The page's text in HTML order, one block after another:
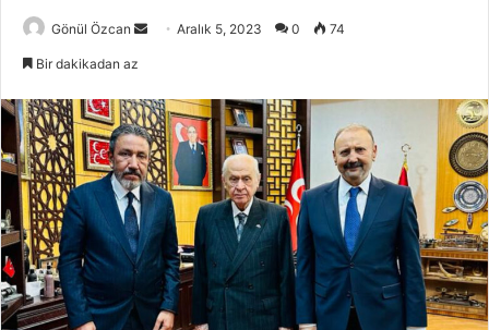
Gönül Özcan
e
-
p
o
s
t
a
Aralık 5, 2023 0 74
Bir dakikadan az